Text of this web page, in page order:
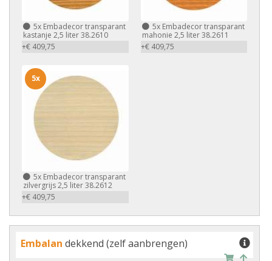
5x Embadecor transparant
kastanje 2,5 liter 38.2610
+€ 409,75
5xEmbadecor transparant
mahonie 2,5 liter 38.2611
+€ 409,75
5x Embadecor transparant
zilvergrijs 2,5 liter 38.2612
+€ 409,75
5x
Embalan dekkend (zelf aanbrengen)